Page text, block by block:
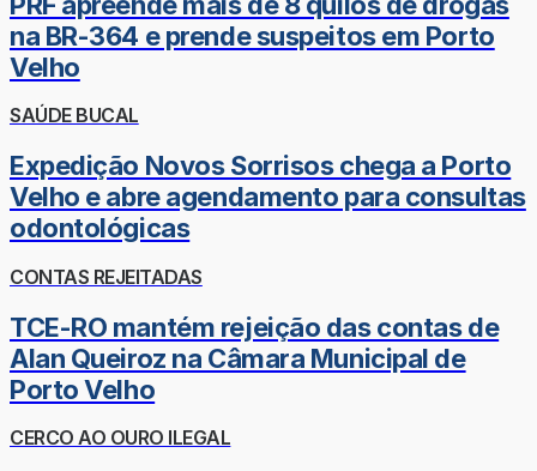
na BR-364 e prende suspeitos em Porto
Velho
SAÚDE BUCAL
Expedição Novos Sorrisos chega a Porto
Velho e abre agendamento para consultas
odontológicas
CONTAS REJEITADAS
TCE-RO mantém rejeição das contas de
Alan Queiroz na Câmara Municipal de
Porto Velho
CERCO AO OURO ILEGAL